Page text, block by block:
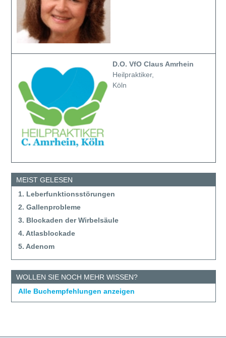
D.O. VfO Claus Amrhein
Heilpraktiker,
Köln
MEIST GELESEN
1. Leberfunktionsstörungen
2. Gallenprobleme
3. Blockaden der Wirbelsäule
4. Atlasblockade
5. Adenom
WOLLEN SIE NOCH MEHR WISSEN?
Alle Buchempfehlungen anzeigen